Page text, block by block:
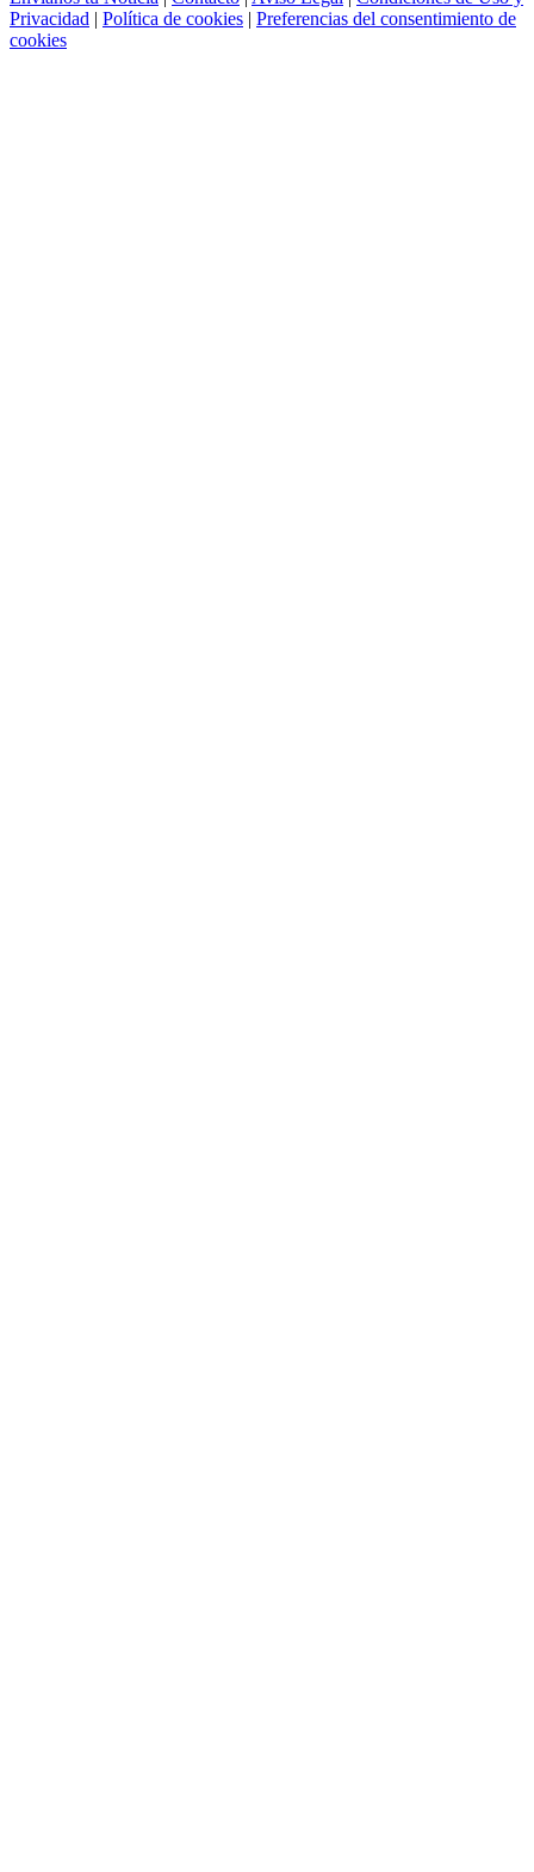
Privacidad | Política de cookies | Preferencias del consentimiento de
cookies